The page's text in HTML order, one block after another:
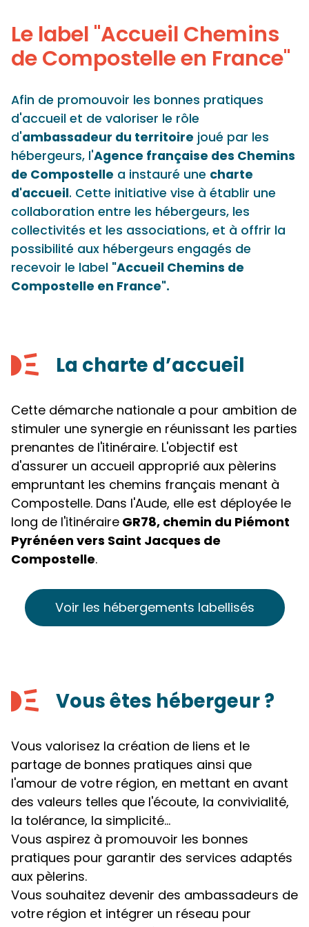
Le label "Accueil Chemins
de Compostelle en France"
Afin de promouvoir les bonnes pratiques
d'accueil et de valoriser le rôle
d'ambassadeur du territoire joué par les
hébergeurs, l'Agence française des Chemins
de Compostelle a instauré une charte
d'accueil. Cette initiative vise à établir une
collaboration entre les hébergeurs, les
collectivités et les associations, et à offrir la
possibilité aux hébergeurs engagés de
recevoir le label "Accueil Chemins de
Compostelle en France".
La charte d’accueil
Cette démarche nationale a pour ambition de
stimuler une synergie en réunissant les parties
prenantes de l'itinéraire. L'objectif est
d'assurer un accueil approprié aux pèlerins
empruntant les chemins français menant à
Compostelle. Dans l'Aude, elle est déployée le
long de l'itinéraire GR78, chemin du Piémont
Pyrénéen vers Saint Jacques de
Compostelle.
Voir les hébergements labellisés
Vous êtes hébergeur ?
Vous valorisez la création de liens et le
partage de bonnes pratiques ainsi que
l'amour de votre région, en mettant en avant
des valeurs telles que l'écoute, la convivialité,
la tolérance, la simplicité...
Vous aspirez à promouvoir les bonnes
pratiques pour garantir des services adaptés
aux pèlerins.
Vous souhaitez devenir des ambassadeurs de
votre région et intégrer un réseau pour